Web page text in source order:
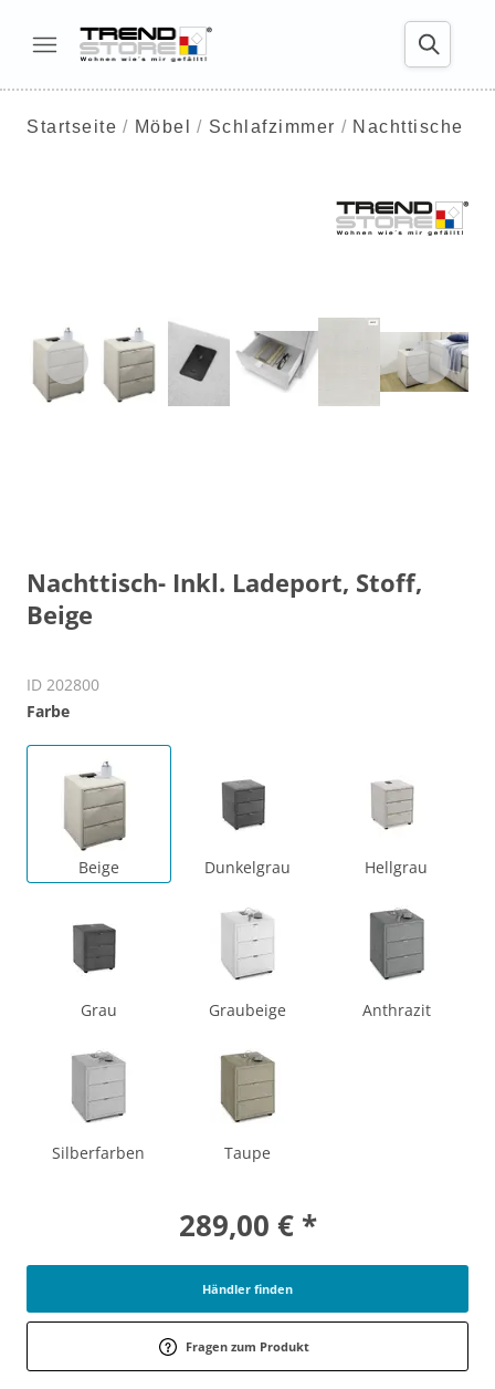
Startseite Möbel Schlafzimmer Nachttische
Nachttisch- Inkl. Ladeport, Stoff,
Beige
ID 202800
Farbe
Beige Dunkelgrau Hellgrau
Grau Graubeige Anthrazit
Silberfarben Taupe
289,00 € *
Händler finden
Fragen zum Produkt